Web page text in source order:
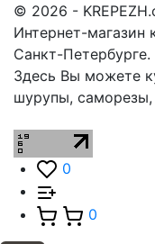
© 2026 -
Интернет-магазин
Санкт-Петербурге.
Здесь Вы можете
шурупы, саморезы,
0
0